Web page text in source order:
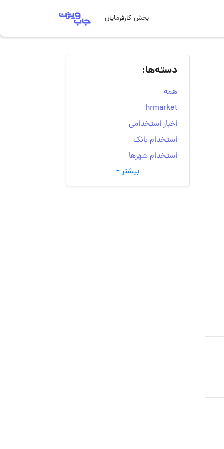
بخش کارفرمایان
دسته‌ها:
همه
hrmarket
اخبار استخدامی
استخدام بانک
استخدام شهرها
انتخاب مسیر شغلی
به‌روزرسانی‌های سایت
بیشتر +